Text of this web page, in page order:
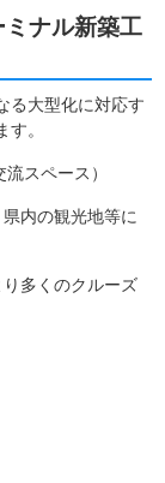
ナル新築工
る大型化に対応す
。
スペース）
内の観光地等に
くのクルーズ